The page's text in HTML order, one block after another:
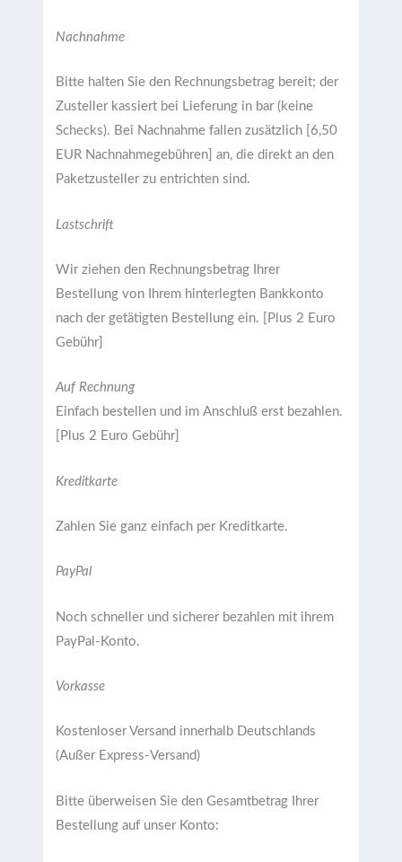
Nachnahme
Bitte halten Sie den Rechnungsbetrag bereit; der
Zusteller kassiert bei Lieferung in bar (keine
Schecks). Bei Nachnahme fallen zusätzlich [6,50
EUR Nachnahmegebühren] an, die direkt an den
Paketzusteller zu entrichten sind.
Lastschrift
Wir ziehen den Rechnungsbetrag Ihrer
Bestellung von Ihrem hinterlegten Bankkonto
nach der getätigten Bestellung ein. [Plus 2 Euro
Gebühr]
Auf Rechnung
Einfach bestellen und im Anschluß erst bezahlen.
[Plus 2 Euro Gebühr]
Kreditkarte
Zahlen Sie ganz einfach per Kreditkarte.
PayPal
Noch schneller und sicherer bezahlen mit ihrem
PayPal-Konto.
Vorkasse
Kostenloser Versand innerhalb Deutschlands
(Außer Express-Versand)
Bitte überweisen Sie den Gesamtbetrag Ihrer
Bestellung auf unser Konto: